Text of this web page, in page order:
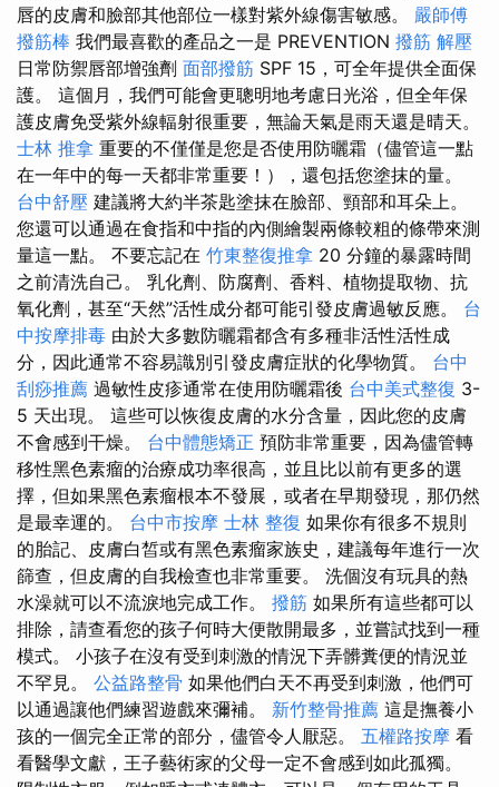
唇的皮膚和臉部其他部位一樣對紫外線傷害敏感。 嚴師傅
撥筋棒 我們最喜歡的產品之一是 PREVENTION 撥筋 解壓
日常防禦唇部增強劑 面部撥筋 SPF 15，可全年提供全面保
護。 這個月，我們可能會更聰明地考慮日光浴，但全年保
護皮膚免受紫外線輻射很重要，無論天氣是雨天還是晴天。
士林 推拿 重要的不僅僅是您是否使用防曬霜（儘管這一點
在一年中的每一天都非常重要！），還包括您塗抹的量。
台中舒壓 建議將大約半茶匙塗抹在臉部、頸部和耳朵上。
您還可以通過在食指和中指的內側繪製兩條較粗的條帶來測
量這一點。 不要忘記在 竹東整復推拿 20 分鐘的暴露時間
之前清洗自己。 乳化劑、防腐劑、香料、植物提取物、抗
氧化劑，甚至“天然”活性成分都可能引發皮膚過敏反應。 台
中按摩排毒 由於大多數防曬霜都含有多種非活性活性成
分，因此通常不容易識別引發皮膚症狀的化學物質。 台中
刮痧推薦 過敏性皮疹通常在使用防曬霜後 台中美式整復 3-
5 天出現。 這些可以恢復皮膚的水分含量，因此您的皮膚
不會感到干燥。 台中體態矯正 預防非常重要，因為儘管轉
移性黑色素瘤的治療成功率很高，並且比以前有更多的選
擇，但如果黑色素瘤根本不發展，或者在早期發現，那仍然
是最幸運的。 台中市按摩 士林 整復 如果你有很多不規則
的胎記、皮膚白皙或有黑色素瘤家族史，建議每年進行一次
篩查，但皮膚的自我檢查也非常重要。 洗個沒有玩具的熱
水澡就可以不流淚地完成工作。 撥筋 如果所有這些都可以
排除，請查看您的孩子何時大便散開最多，並嘗試找到一種
模式。 小孩子在沒有受到刺激的情況下弄髒糞便的情況並
不罕見。 公益路整骨 如果他們白天不再受到刺激，他們可
以通過讓他們練習遊戲來彌補。 新竹整骨推薦 這是撫養小
孩的一個完全正常的部分，儘管令人厭惡。 五權路按摩 看
看醫學文獻，王子藝術家的父母一定不會感到如此孤獨。